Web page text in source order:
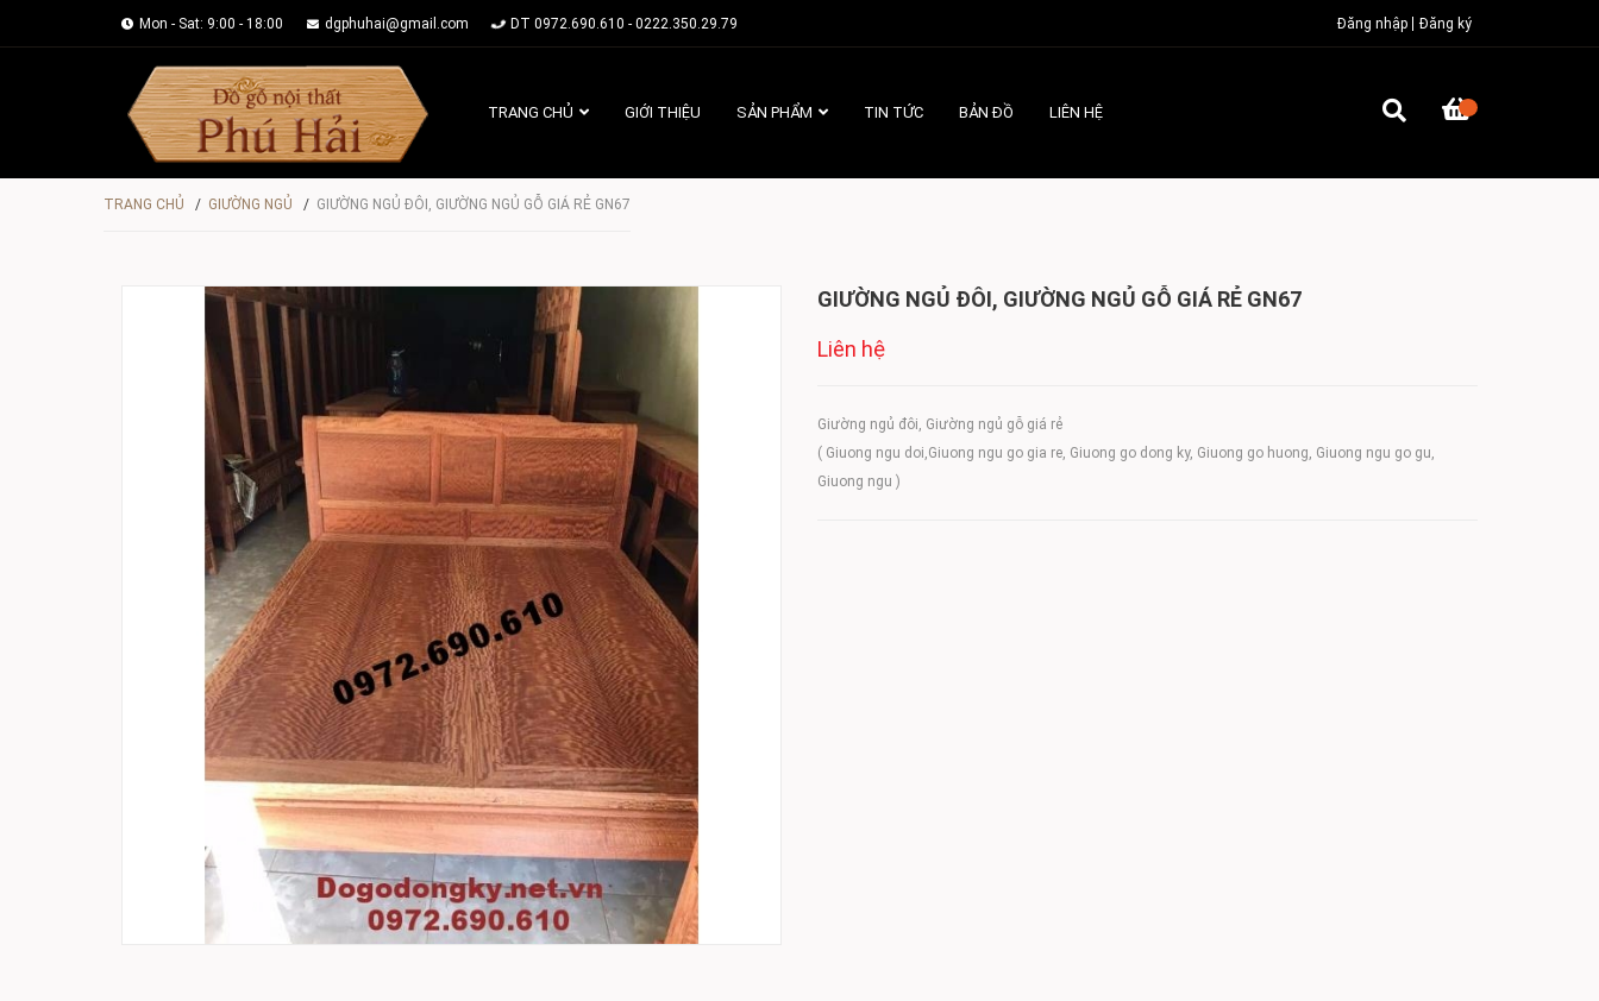
Mon - Sat: 9:00 - 18:00 dgphuhai@gmail.com DT 0972.690.610 - 0222.350.29.79 Đăng nhập Đăng ký
TRANG CHỦ GIỚI THIỆU SẢN PHẨM TIN TỨC BẢN ĐỒ LIÊN HỆ
TRANG CHỦ / GIƯỜNG NGỦ / GIƯỜNG NGỦ ĐÔI, GIƯỜNG NGỦ GỖ GIÁ RẺ GN67
GIƯỜNG NGỦ ĐÔI, GIƯỜNG NGỦ GỖ GIÁ RẺ GN67
Liên hệ
Giường ngủ đôi, Giường ngủ gỗ giá rẻ
( Giuong ngu doi,Giuong ngu go gia re, Giuong go dong ky, Giuong go huong, Giuong ngu go gu,
Giuong ngu )